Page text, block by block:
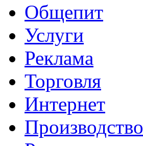
Общепит
Услуги
Реклама
Торговля
Интернет
Производство